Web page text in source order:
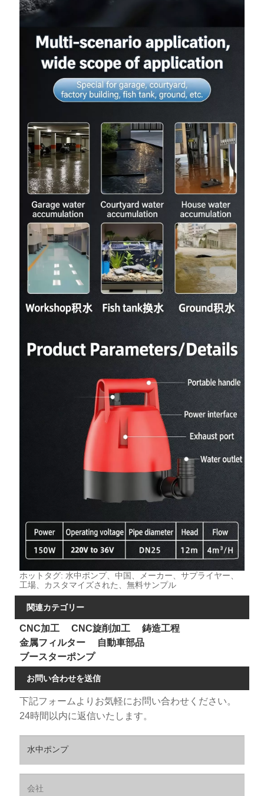
ホットタグ: 水中ポンプ、中国、メーカー、サプライヤー、
工場、カスタマイズされた、無料サンプル
関連カテゴリー
CNC加工 CNC旋削加工
鋳造工程
金属フィルター
自動車部品
ブースターポンプ
お問い合わせを送信
下記フォームよりお気軽にお問い合わせください。
24時間以内に返信いたします。